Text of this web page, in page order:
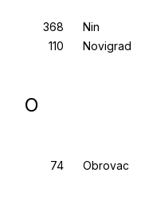
Nin
Novigrad
O
Obrovac